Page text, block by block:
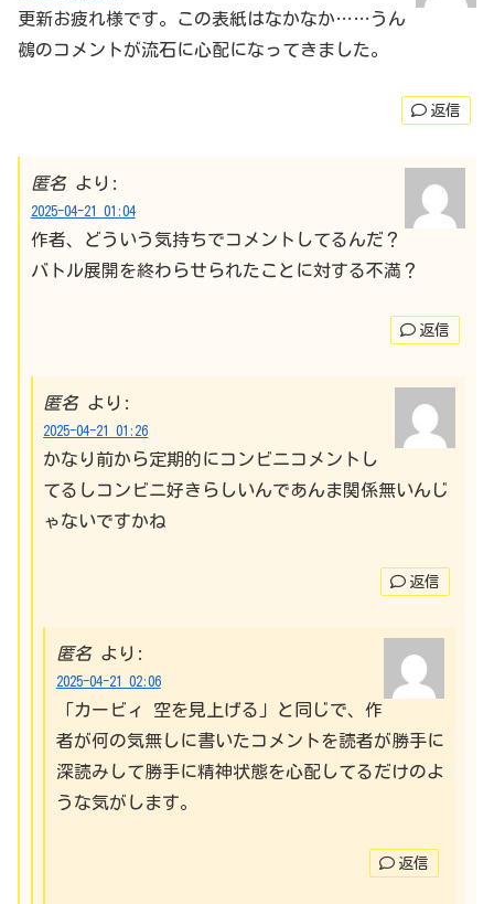
更新お疲れ様です。この表紙はなかなか……うん
鵺のコメントが流石に心配になってきました。
返信
匿名 より:
2025-04-21 01:04
作者、どういう気持ちでコメントしてるんだ？
バトル展開を終わらせられたことに対する不満？
返信
匿名 より:
2025-04-21 01:26
かなり前から定期的にコンビニコメントし
てるしコンビニ好きらしいんであんま関係無いんじ
ゃないですかね
返信
匿名 より:
2025-04-21 02:06
「カービィ 空を見上げる」と同じで、作
者が何の気無しに書いたコメントを読者が勝手に
深読みして勝手に精神状態を心配してるだけのよ
うな気がします。
返信